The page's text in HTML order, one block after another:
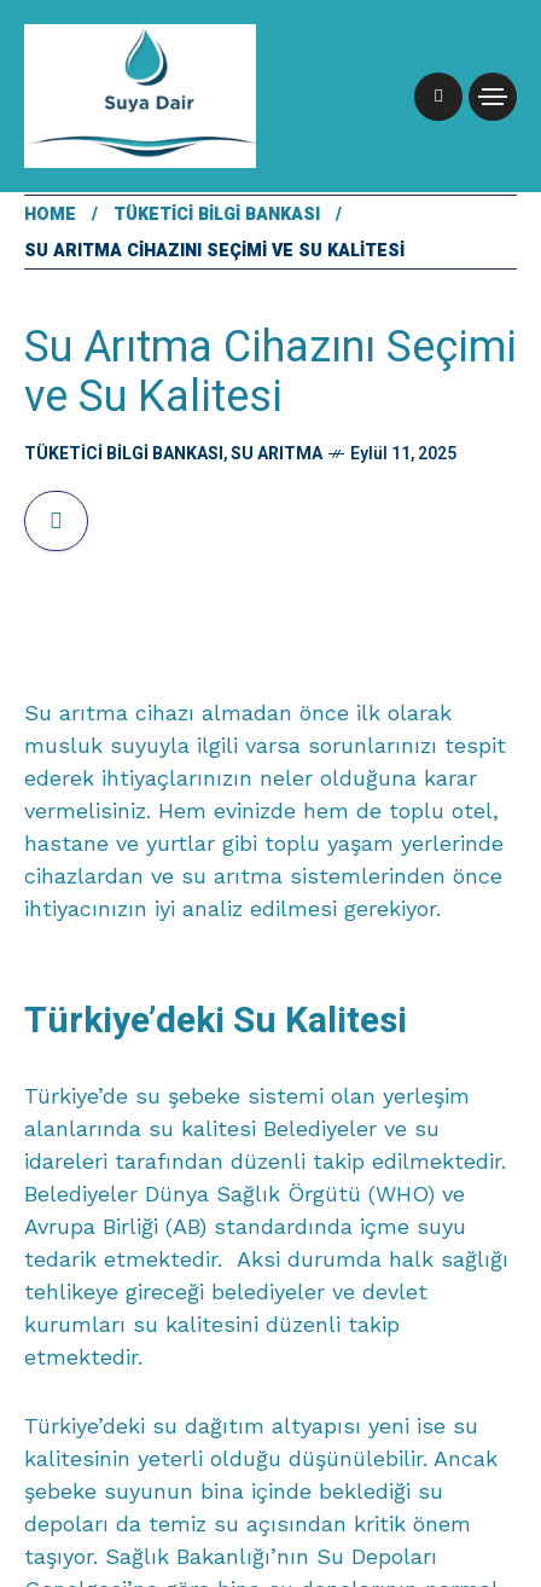
HOME
TÜKETICI BILGI BANKASI
SU ARITMA CIHAZINI SEÇIMI VE SU KALITESI
Su Arıtma Cihazını Seçimi
ve Su Kalitesi
TÜKETICI BILGI BANKASI,SU ARITMA Eylül 11, 2025
Su arıtma cihazı almadan önce ilk olarak
musluk suyuyla ilgili varsa sorunlarınızı tespit
ederek ihtiyaçlarınızın neler olduğuna karar
vermelisiniz. Hem evinizde hem de toplu otel,
hastane ve yurtlar gibi toplu yaşam yerlerinde
cihazlardan ve su arıtma sistemlerinden önce
ihtiyacınızın iyi analiz edilmesi gerekiyor.
Türkiye’deki Su Kalitesi
Türkiye’de su şebeke sistemi olan yerleşim
alanlarında su kalitesi Belediyeler ve su
idareleri tarafından düzenli takip edilmektedir.
Belediyeler Dünya Sağlık Örgütü (WHO) ve
Avrupa Birliği (AB) standardında içme suyu
tedarik etmektedir. Aksi durumda halk sağlığı
tehlikeye gireceği belediyeler ve devlet
kurumları su kalitesini düzenli takip
etmektedir.
Türkiye’deki su dağıtım altyapısı yeni ise su
kalitesinin yeterli olduğu düşünülebilir. Ancak
şebeke suyunun bina içinde beklediği su
depoları da temiz su açısından kritik önem
taşıyor. Sağlık Bakanlığı’nın Su Depoları